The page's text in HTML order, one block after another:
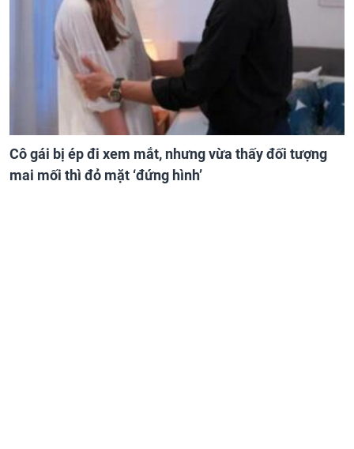
Cô gái bị ép đi xem mắt, nhưng vừa thấy đối tượng
mai mối thì đỏ mặt ‘đứng hình’